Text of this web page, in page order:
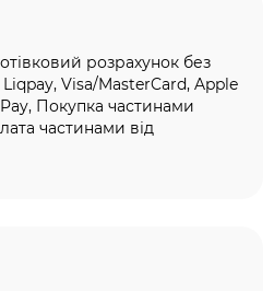
розрахунок без
Visa/MasterCard, Apple
Покупка частинами
частинами від